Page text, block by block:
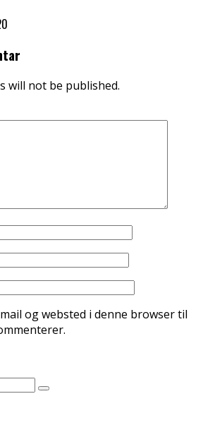
will not be published.
og websted i denne browser til